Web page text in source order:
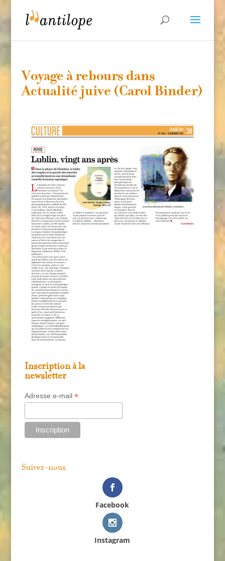
Voyage à rebours dans
Actualité juive (Carol Binder)
Inscription à la
newsletter
Adresse e-mail *
Suivez-nous
Facebook
Instagram